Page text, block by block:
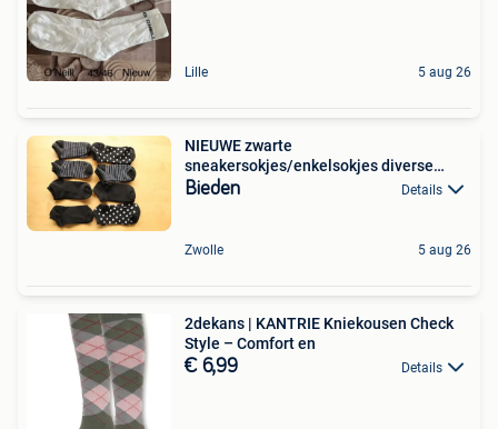
Lille 5 aug 26
NIEUWE zwarte
sneakersokjes/enkelsokjes diverse
motieven
Bieden Details
Zwolle 5 aug 26
2dekans | KANTRIE Kniekousen Check
Style – Comfort en
€ 6,99 Details